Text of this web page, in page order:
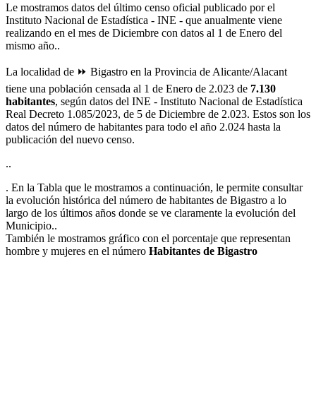
Le mostramos datos del último censo oficial publicado por el
Instituto Nacional de Estadística - INE - que anualmente viene
realizando en el mes de Diciembre con datos al 1 de Enero del
mismo año..
La localidad de ⏩ Bigastro en la Provincia de Alicante/Alacant
tiene una población censada al 1 de Enero de 2.023 de 7.130
habitantes, según datos del INE - Instituto Nacional de Estadística
Real Decreto 1.085/2023, de 5 de Diciembre de 2.023. Estos son los
datos del número de habitantes para todo el año 2.024 hasta la
publicación del nuevo censo.
..
. En la Tabla que le mostramos a continuación, le permite consultar
la evolución histórica del número de habitantes de Bigastro a lo
largo de los últimos años donde se ve claramente la evolución del
Municipio..
También le mostramos gráfico con el porcentaje que representan
hombre y mujeres en el número Habitantes de Bigastro